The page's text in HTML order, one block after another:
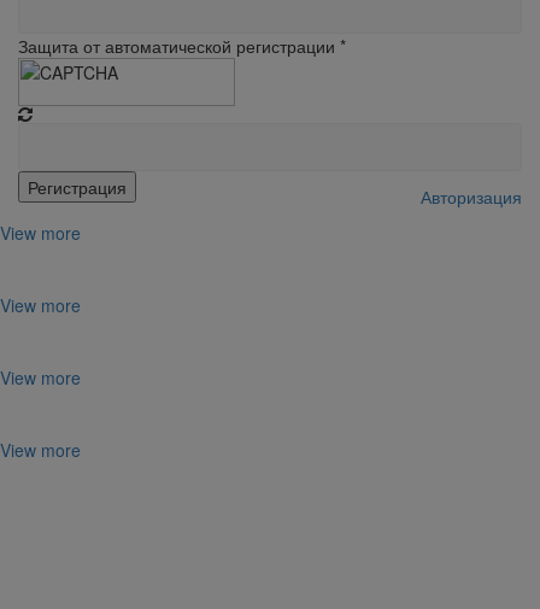
Защита от автоматической регистрации *
Авторизация
View more
View more
View more
View more